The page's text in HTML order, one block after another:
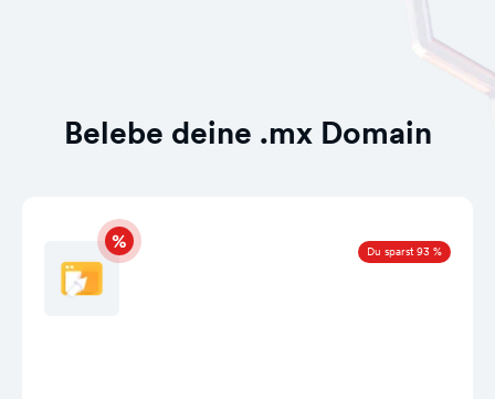
Belebe deine .mx Domain
Du sparst 93 %